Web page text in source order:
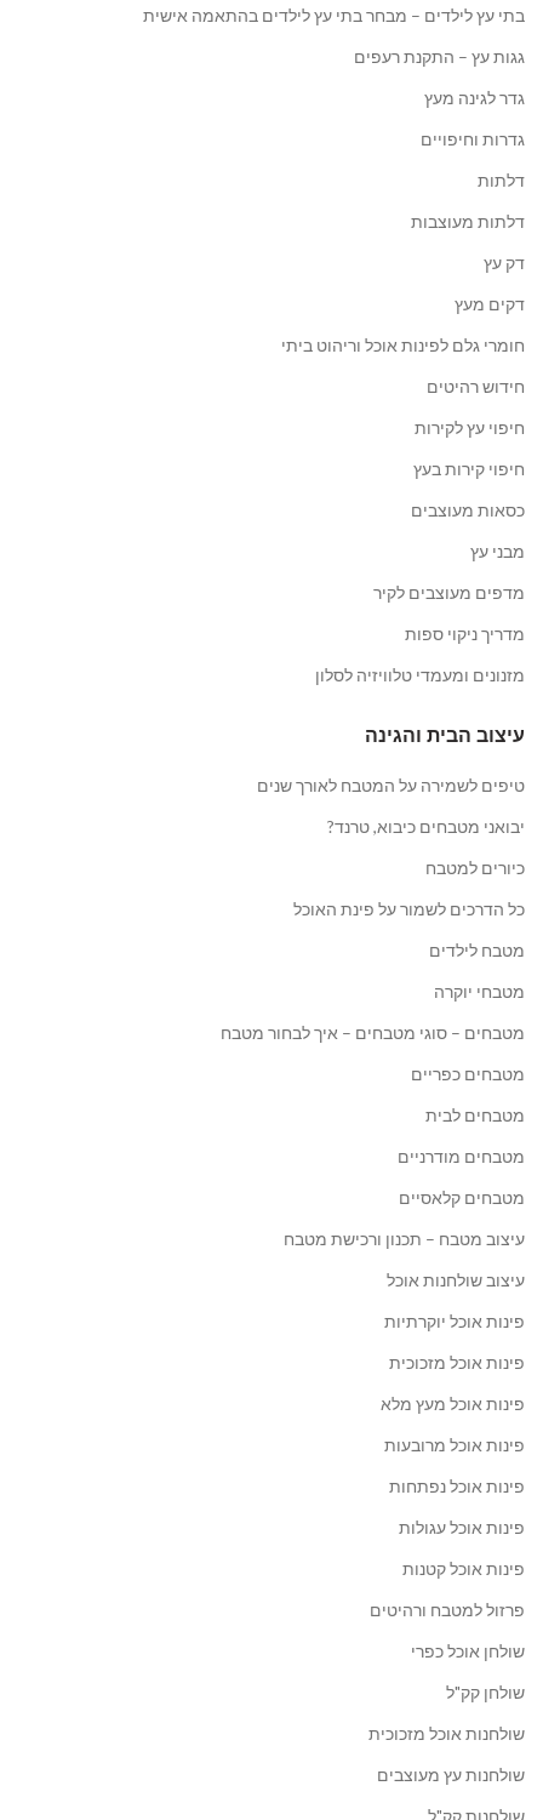
בתי עץ לילדים – מבחר בתי עץ לילדים בהתאמה אישית
גגות עץ – התקנת רעפים
גדר לגינה מעץ
גדרות וחיפויים
דלתות
דלתות מעוצבות
דק עץ
דקים מעץ
חומרי גלם לפינות אוכל וריהוט ביתי
חידוש רהיטים
חיפוי עץ לקירות
חיפוי קירות בעץ
כסאות מעוצבים
מבני עץ
מדפים מעוצבים לקיר
מדריך ניקוי ספות
מזנונים ומעמדי טלוויזיה לסלון
עיצוב הבית והגינה
טיפים לשמירה על המטבח לאורך שנים
יבואני מטבחים כיבוא, טרנד?
כיורים למטבח
כל הדרכים לשמור על פינת האוכל
מטבח לילדים
מטבחי יוקרה
מטבחים – סוגי מטבחים – איך לבחור מטבח
מטבחים כפריים
מטבחים לבית
מטבחים מודרניים
מטבחים קלאסיים
עיצוב מטבח – תכנון ורכישת מטבח
עיצוב שולחנות אוכל
פינות אוכל יוקרתיות
פינות אוכל מזכוכית
פינות אוכל מעץ מלא
פינות אוכל מרובעות
פינות אוכל נפתחות
פינות אוכל עגולות
פינות אוכל קטנות
פרזול למטבח ורהיטים
שולחן אוכל כפרי
שולחן קק"ל
שולחנות אוכל מזכוכית
שולחנות עץ מעוצבים
שולחנות קק"ל